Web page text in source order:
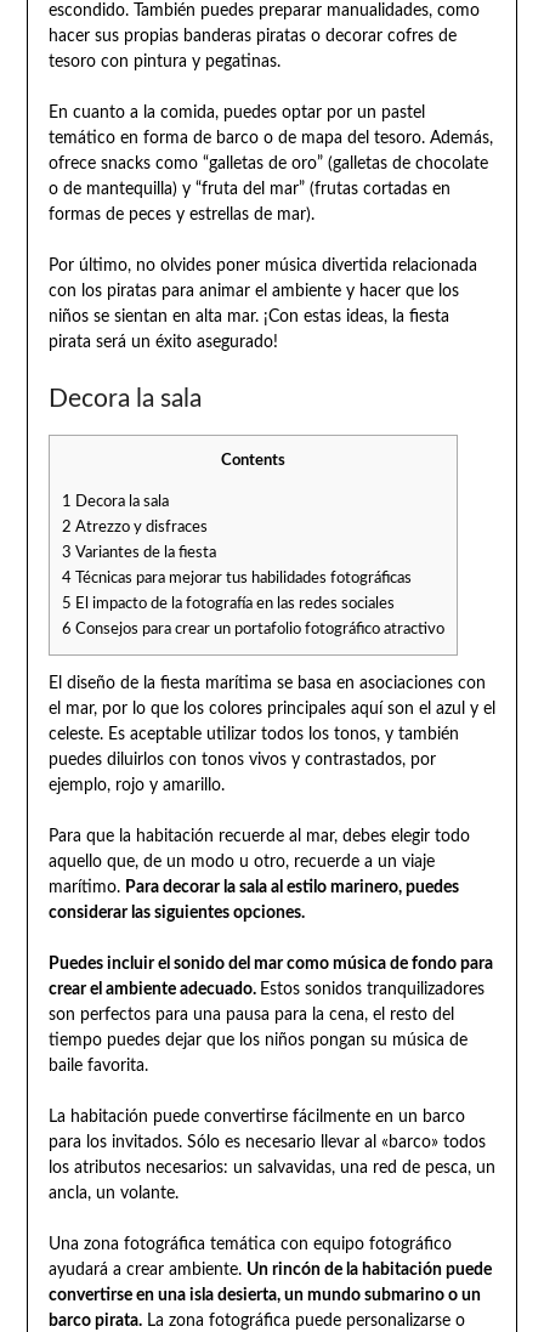
escondido. También puedes preparar manualidades, como
hacer sus propias banderas piratas o decorar cofres de
tesoro con pintura y pegatinas.
En cuanto a la comida, puedes optar por un pastel
temático en forma de barco o de mapa del tesoro. Además,
ofrece snacks como “galletas de oro” (galletas de chocolate
o de mantequilla) y “fruta del mar” (frutas cortadas en
formas de peces y estrellas de mar).
Por último, no olvides poner música divertida relacionada
con los piratas para animar el ambiente y hacer que los
niños se sientan en alta mar. ¡Con estas ideas, la fiesta
pirata será un éxito asegurado!
Decora la sala
Contents
1 Decora la sala
2 Atrezzo y disfraces
3 Variantes de la fiesta
4Técnicas para mejorar tus habilidades fotográficas
5 El impacto de la fotografía en las redes sociales
6 Consejos para crear un portafolio fotográfico atractivo
El diseño de la fiesta marítima se basa en asociaciones con
el mar, por lo que los colores principales aquí son el azul y el
celeste. Es aceptable utilizar todos los tonos, y también
puedes diluirlos con tonos vivos y contrastados, por
ejemplo, rojo y amarillo.
Para que la habitación recuerde al mar, debes elegir todo
aquello que, de un modo u otro, recuerde a un viaje
marítimo. Para decorar la sala al estilo marinero, puedes
considerar las siguientes opciones.
Puedes incluir el sonido del mar como música de fondo para
crear el ambiente adecuado. Estos sonidos tranquilizadores
son perfectos para una pausa para la cena, el resto del
tiempo puedes dejar que los niños pongan su música de
baile favorita.
La habitación puede convertirse fácilmente en un barco
para los invitados. Sólo es necesario llevar al «barco» todos
los atributos necesarios: un salvavidas, una red de pesca, un
ancla, un volante.
Una zona fotográfica temática con equipo fotográfico
ayudará a crear ambiente. Un rincón de la habitación puede
convertirse en una isla desierta, un mundo submarino o un
barco pirata.La zona fotográfica puede personalizarse o